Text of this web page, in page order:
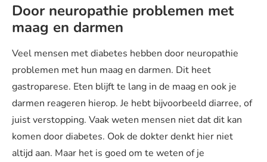
Door neuropathie problemen met
maag en darmen
Veel mensen met diabetes hebben door neuropathie
problemen met hun maag en darmen. Dit heet
gastroparese. Eten blijft te lang in de maag en ook je
darmen reageren hierop. Je hebt bijvoorbeeld diarree, of
juist verstopping. Vaak weten mensen niet dat dit kan
komen door diabetes. Ook de dokter denkt hier niet
altijd aan. Maar het is goed om te weten of je